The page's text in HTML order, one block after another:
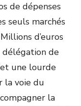
de dépenses
seuls marchés
d’euros
délégation de
une lourde
la voie du
la